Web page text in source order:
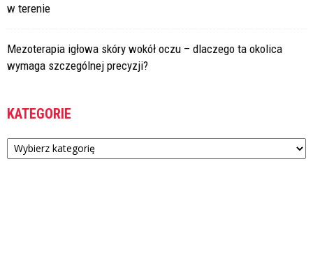
w terenie
Mezoterapia igłowa skóry wokół oczu – dlaczego ta okolica
wymaga szczególnej precyzji?
KATEGORIE
Kategorie